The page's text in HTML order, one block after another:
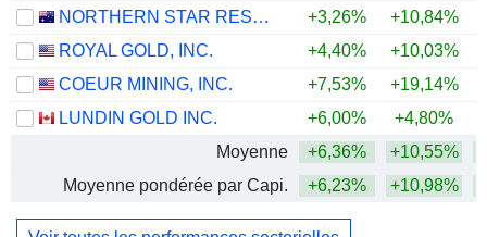
NORTHERN STAR RESOURCES LIMITED
+3,26% +10,84%
ROYAL GOLD, INC.
+4,40% +10,03%
COEUR MINING, INC.
+7,53% +19,14%
LUNDIN GOLD INC.
+6,00% +4,80%
Moyenne
+6,36% +10,55%
Moyenne pondérée par Capi.
+6,23% +10,98%